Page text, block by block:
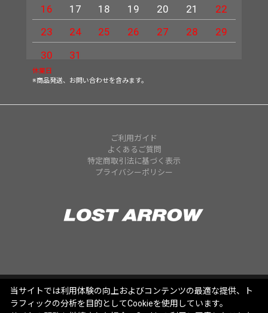
16
17 18 19 20 21
22
23
24 25 26 27 28
29
30
31
休業日
※商品発送、お問い合わせを含みます。
ご利用ガイド
よくあるご質問
特定商取引法に基づく表示
プライバシーポリシー
当サイトでは利用体験の向上およびコンテンツの最適な提供、ト
ラフィックの分析を目的としてCookieを使用しています。